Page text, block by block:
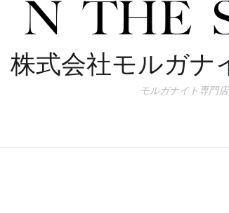
株式会社モルガナ
モルガナイト専門